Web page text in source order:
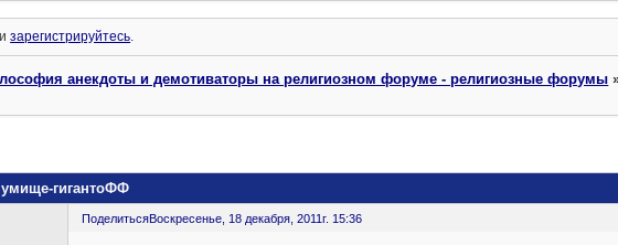
зарегистрируйтесь.
анекдоты и демотиваторы на религиозном форуме - религиозные форумы
гигантоФФ
ПоделитьсяВоскресенье, 18 декабря, 2011г. 15:36